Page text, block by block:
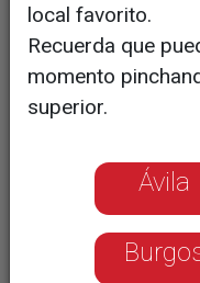
local favorito.
Recuerda que
momento
superior.
Ávila